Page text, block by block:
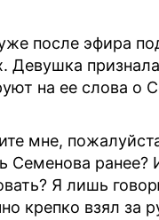
после эфира
Девушка
на ее слова о
мне,
Семенова ранее?
Я лишь
крепко взял за